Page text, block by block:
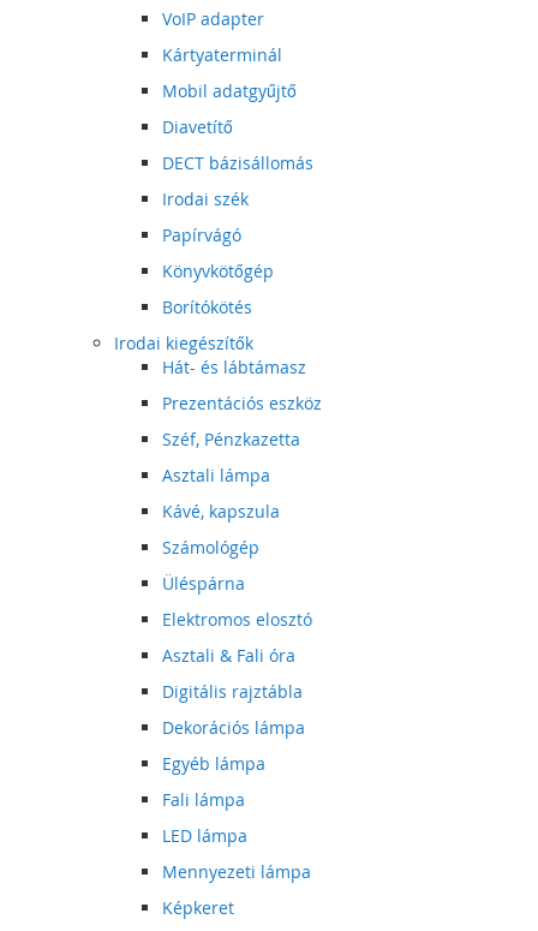
VoIP adapter
Kártyaterminál
Mobil adatgyűjtő
Diavetítő
DECT bázisállomás
Irodai szék
Papírvágó
Könyvkötőgép
Borítókötés
Irodai kiegészítők
Hát- és lábtámasz
Prezentációs eszköz
Széf, Pénzkazetta
Asztali lámpa
Kávé, kapszula
Számológép
Üléspárna
Elektromos elosztó
Asztali & Fali óra
Digitális rajztábla
Dekorációs lámpa
Egyéb lámpa
Fali lámpa
LED lámpa
Mennyezeti lámpa
Képkeret